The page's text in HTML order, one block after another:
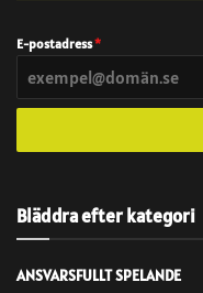
E-postadress*
Bläddra efter kategori
ANSVARSFULLT SPELANDE